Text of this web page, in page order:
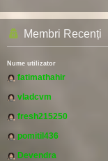
Membri Recenți
Nume utilizator
fatimathahir
vladcvm
fresh215250
pomitil436
Devendra